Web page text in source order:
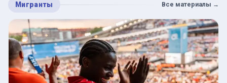
Мигранты Все материалы →